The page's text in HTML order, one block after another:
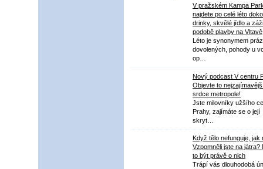
V pražském Kampa
najdete po celé léto
drinky, skvělé jídlo a
podobě plavby na Vltavě
Léto je synonymem
dovolených, pohody u
op…
Nový podcast V centru
Objevte to
srdce metropole!
Jste milovníky užšího
Prahy, zajímáte se o její
skryt…
Když tělo nefunguje, jak
Vzpomněli jste na játra?
to být právě o nich
Trápí vás dlouhodobá